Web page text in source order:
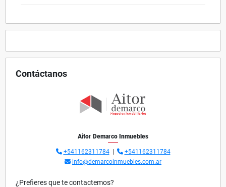
Contáctanos
Aitor Demarco Inmuebles
+541162311784|
+541162311784
info@demarcoinmuebles.com.ar
¿Prefieres que te contactemos?